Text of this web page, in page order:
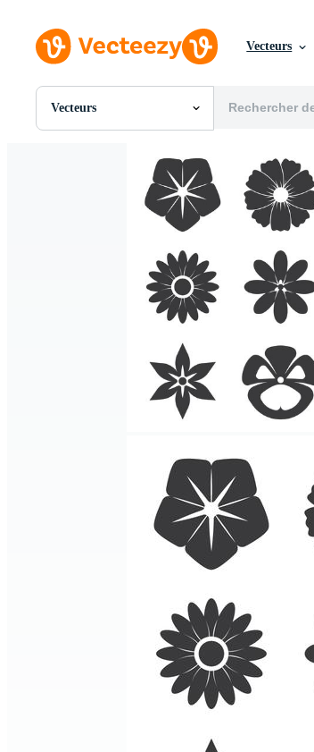
Vecteurs
Vecteurs
Toutes Images
Motion graphics
Images Éditoriales
Événements Éditoriaux